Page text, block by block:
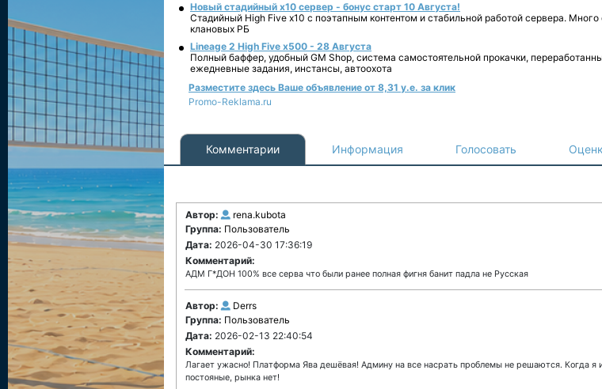
Новый стадийный х10 сервер - бонус старт 10 Августа!
Стадийный High Five x10 с поэтапным контентом и стабильной работой сервера. Много
клановых РБ
Lineage 2 High Five x500 - 28 Августа
Полный баффер, удобный GM Shop, система самостоятельной прокачки,
ежедневные задания, инстансы, автоохота
Разместите здесь Ваше объявление от 8,31 у.е. за клик
Promo-Reklama.ru
Комментарии Информация Голосовать
Автор:
rena.kubota
Группа: Пользователь
Дата: 2026-04-30 17:36:19
Комментарий:
АДМ Г*ДОН 100% все серва что были ранее полная фигня банит падла не Русская
Автор:
Derrs
Группа: Пользователь
Дата: 2026-02-13 22:40:54
Комментарий:
Лагает ужасно! Платформа Ява дешёвая! Админу на все насрать проблемы не решаются. Когда я
постояные, рынка нет!